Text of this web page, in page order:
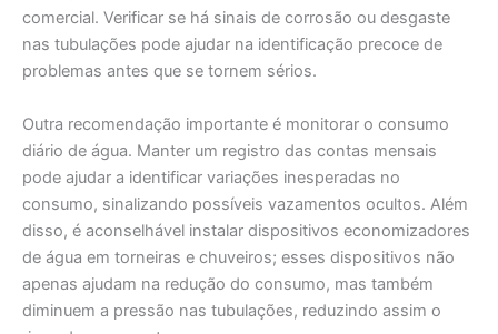
comercial. Verificar se há sinais de corrosão ou desgaste
nas tubulações pode ajudar na identificação precoce de
problemas antes que se tornem sérios.
Outra recomendação importante é monitorar o consumo
diário de água. Manter um registro das contas mensais
pode ajudar a identificar variações inesperadas no
consumo, sinalizando possíveis vazamentos ocultos. Além
disso, é aconselhável instalar dispositivos economizadores
de água em torneiras e chuveiros; esses dispositivos não
apenas ajudam na redução do consumo, mas também
diminuem a pressão nas tubulações, reduzindo assim o